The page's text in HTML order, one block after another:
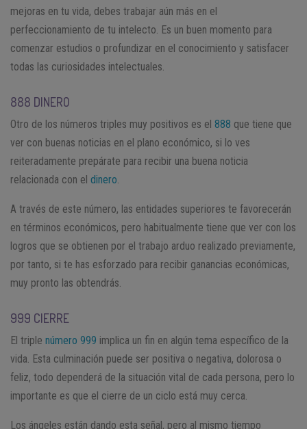
mejoras en tu vida, debes trabajar aún más en el
perfeccionamiento de tu intelecto. Es un buen momento para
comenzar estudios o profundizar en el conocimiento y satisfacer
todas las curiosidades intelectuales.
888 DINERO
Otro de los números triples muy positivos es el 888 que tiene que
ver con buenas noticias en el plano económico, si lo ves
reiteradamente prepárate para recibir una buena noticia
relacionada con el dinero
A través de este número, las entidades superiores te favorecerán
en términos económicos, pero habitualmente tiene que ver con los
logros que se obtienen por el trabajo arduo realizado previamente,
por tanto, si te has esforzado para recibir ganancias económicas,
muy pronto las obtendrás.
999 CIERRE
El triple número 999 implica un fin en algún tema específico de la
vida. Esta culminación puede ser positiva o negativa, dolorosa o
feliz, todo dependerá de la situación vital de cada persona, pero lo
importante es que el cierre de un ciclo está muy cerca.
Los ángeles están dando esta señal, pero al mismo tiempo